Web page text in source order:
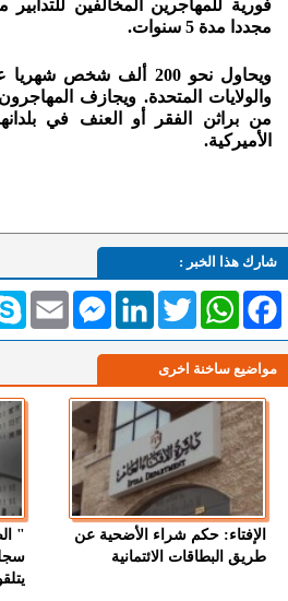
فورية للمهاجرين المخالفين
مجددا مدة 5 سنوات.
ويحاول نحو 200 ألف شخص
والولايات المتحدة. ويجازف
من براثن الفقر أو العنف في
الأميركية.
شارك هذا الخبر :
Email
MessengerLinkedInTwitterWhatsAppFacebook
مواضيع ساخنة اخرى
الإفتاء: حكم شراء الأضحية عن
طريق البطاقات الائتمانية